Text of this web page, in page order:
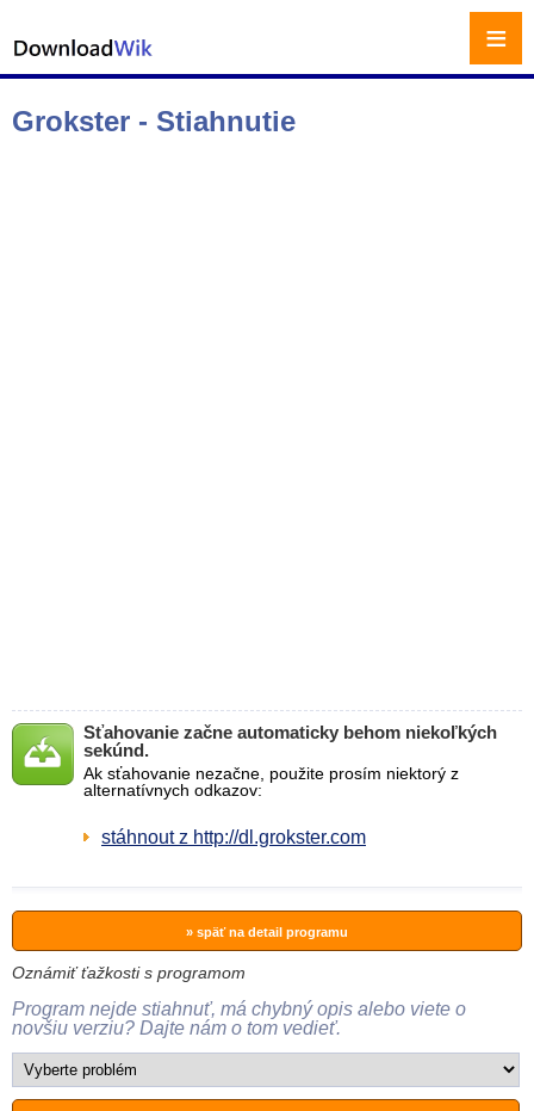
Grokster - Stiahnutie
Sťahovanie začne automaticky behom niekoľkých
sekúnd.
Ak sťahovanie nezačne, použite prosím niektorý z
alternatívnych odkazov:
stáhnout z http://dl.grokster.com
» späť na detail programu
Oznámiť ťažkosti s programom
Program nejde stiahnuť, má chybný opis alebo viete o
novšiu verziu? Dajte nám o tom vedieť.
≡